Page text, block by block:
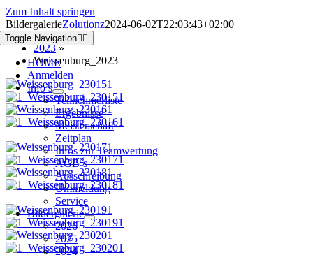
Zum Inhalt springen
Toggle Navigation
HOME
Anmelden
Info’s
Teilnehmerliste
Ergebnisse
Meisterschaft
Zeitplan
Infos zur Teamwertung
AGB`s
Ausschreibung
Ummeldung
Service
Bildergalerie
2026
2025
2024
BildergalerieZolutionz2024-06-02T22:03:43+02:00
2023 »
Weissenburg_2023